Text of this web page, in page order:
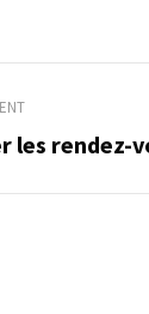
les rendez-